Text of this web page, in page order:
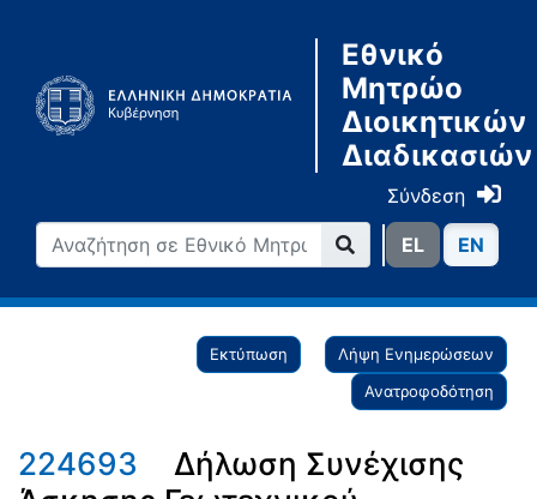
Εθνικό
Μητρώο
Διοικητικών
Διαδικασιών
Σύνδεση
ΕL ΕN
Εκτύπωση
Λήψη Ενημερώσεων
Ανατροφοδότηση
224693
Δήλωση Συνέχισης